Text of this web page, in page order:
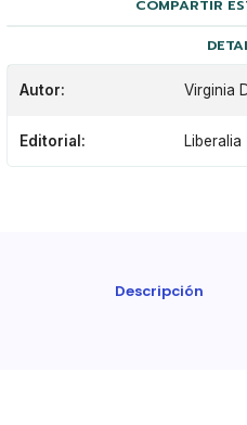
COMPARTIR
Autor: Virginia
Editorial: Liberalia
Descripción